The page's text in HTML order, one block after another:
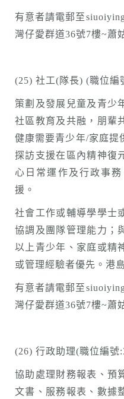
有意者請電郵至
灣仔愛群道36號7樓~蕭
(25) 社工(隊長) (職位編
策劃及發展兒童及青少
社區教育及共融，朋輩
健康需要青少年/家庭提
探訪支援在區內精神復
心日常運作及行政事
援。
社會工作或輔導學學士
協調及團隊管理能力；
以上青少年、家庭或精
或管理經驗者優先。港
有意者請電郵至
灣仔愛群道36號7樓~蕭
(26) 行政助理(職位編號
協助處理財務報表、預
文書、服務報表、數據